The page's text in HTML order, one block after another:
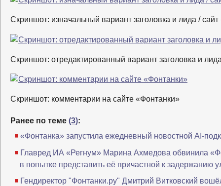
Скриншот: изначальный вариант заголовка и лида /
Скриншот: отредактированный вариант заголовка и
Скриншот: комментарии на сайте «Фонтанки»
Ранее по теме (3):
«Фонтанка» запустила ежедневный новостной AI-
Главред ИА «Регнум» Марина Ахмедова обвинила
в попытке представить её причастной к задержанию
Гендиректор "Фонтанки.ру" Дмитрий Витковский